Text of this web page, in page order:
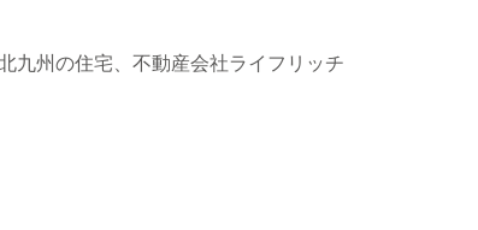
九州の住宅、不動産会社ライフリッチ